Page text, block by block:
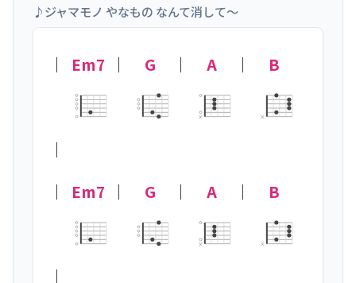
♪ジャマモノ やなもの なんて消して〜
｜ Em7 ｜ G ｜ A
×
｜ B
×
｜
｜
Em7 ｜ G ｜ A
×
｜ B
×
｜